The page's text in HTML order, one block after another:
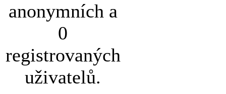
anonymních a
0
registrovaných
uživatelů.